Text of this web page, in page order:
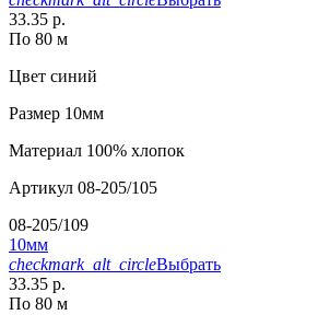
33.35 р.
По 80 м
Цвет синий
Размер 10мм
Материал 100% хлопок
Артикул 08-205/105
08-205/109
10мм
checkmark_alt_circleВыбрать
33.35 р.
По 80 м